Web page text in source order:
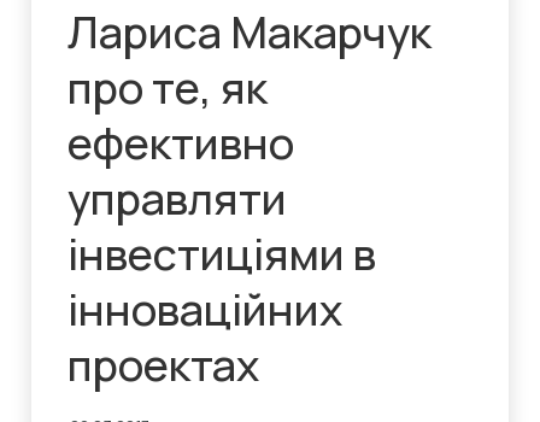
Лариса Макарчук
про те, як
ефективно
управляти
інвестиціями в
інноваційних
проектах